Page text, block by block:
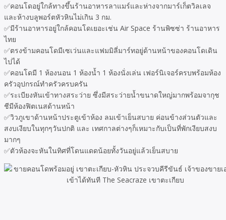
✅คอนโดอยู่ใกล้ทางขึ้นร้านอาหารลาแมร์และห่างจากมาร์เก็ตวิลเลจ
และห้างบลูพอร์ตหัวหินไม่เกิน 3 กม.
✅มีร้านอาหารอยู่ใกล้คอนโดเยอะเช่น Air Space ร้านพิซซ่า ร้านอาหาร
ไทย
✅ตรงข้ามคอนโดมีเซเว่นและแฟมมิลี่มาร์ทอยู่ด้านหน้าของคอนโดเดิน
ไปได้
✅คอนโดมี 1 ห้องนอน 1 ห้องน้ำ 1 ห้องนั่งเล่น เฟอร์นิเจอร์ครบพร้อมห้อง
ครัวอุปกรณ์ทำครัวครบครัน
✅ระเบียงหันเข้าทางสระว่าย ซึ่งมีสระว่ายน้ำขนาดใหญ่มากพร้อมจากุช
ชีมีห้องฟิตเนสด้านหน้า
✅วิวภูเขาด้านหน้าประตูเข้าห้อง ลมเข้าเย็นสบาย ค่อนข้างส่วนตัวและ
สงบเงียบในทุกๆวันปกติ และ เทศกาลต่างๆก็เหมาะกับเป็นที่พักเงียบสงบ
มากๆ
✅ตัวห้องจะหันในทิศที่โดนแดดน้อยทั้งวันอยู่แล้วเย็นสบาย